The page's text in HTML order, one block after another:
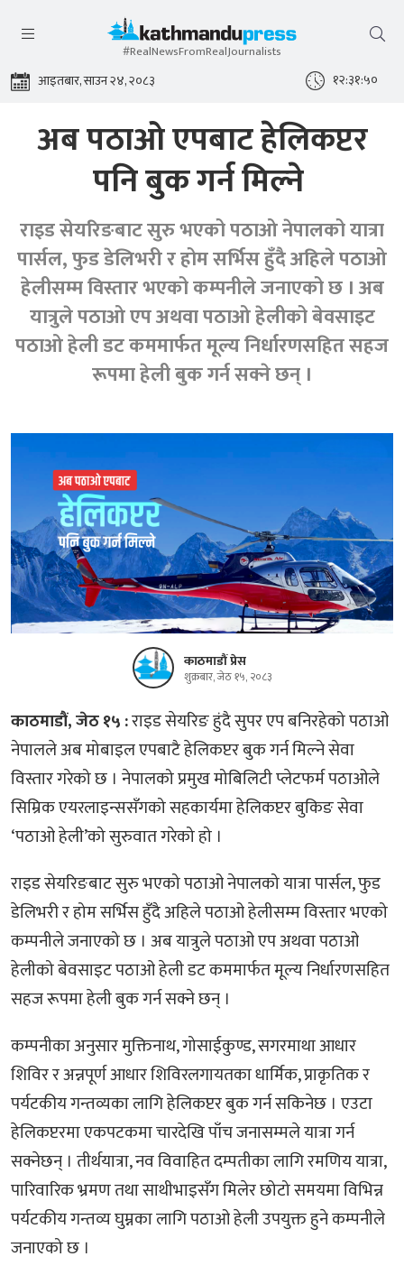
#RealNewsFromRealJournalists
आइतबार, साउन २४, २०८३ १२:३१:५०
अब पठाओ एपबाट हेलिकप्टर
पनि बुक गर्न मिल्ने
राइड सेयरिङबाट सुरु भएको पठाओ नेपालको यात्रा
पार्सल, फुड डेलिभरी र होम सर्भिस हुँदै अहिले पठाओ
हेलीसम्म विस्तार भएको कम्पनीले जनाएको छ । अब
यात्रुले पठाओ एप अथवा पठाओ हेलीको बेवसाइट
पठाओ हेली डट कममार्फत मूल्य निर्धारणसहित सहज
रूपमा हेली बुक गर्न सक्ने छन् ।
काठमाडौं प्रेस
शुक्रबार, जेठ १५, २०८३
काठमाडौं, जेठ १५ :राइड सेयरिङ हुंदै सुपर एप बनिरहेको पठाओ
नेपालले अब मोबाइल एपबाटै हेलिकप्टर बुक गर्न मिल्ने सेवा
विस्तार गरेको छ । नेपालको प्रमुख मोबिलिटी प्लेटफर्म पठाओले
सिम्रिक एयरलाइन्ससँगको सहकार्यमा हेलिकप्टर बुकिङ सेवा
‘पठाओ हेली’को सुरुवात गरेको हो ।
राइड सेयरिङबाट सुरु भएको पठाओ नेपालको यात्रा पार्सल, फुड
डेलिभरी र होम सर्भिस हुँदै अहिले पठाओ हेलीसम्म विस्तार भएको
कम्पनीले जनाएको छ । अब यात्रुले पठाओ एप अथवा पठाओ
हेलीको बेवसाइट पठाओ हेली डट कममार्फत मूल्य निर्धारणसहित
सहज रूपमा हेली बुक गर्न सक्ने छन् ।
कम्पनीका अनुसार मुक्तिनाथ, गोसाईकुण्ड, सगरमाथा आधार
शिविर र अन्नपूर्ण आधार शिविरलगायतका धार्मिक, प्राकृतिक र
पर्यटकीय गन्तव्यका लागि हेलिकप्टर बुक गर्न सकिनेछ । एउटा
हेलिकप्टरमा एकपटकमा चारदेखि पाँच जनासम्मले यात्रा गर्न
सक्नेछन् । तीर्थयात्रा, नव विवाहित दम्पतीका लागि रमणिय यात्रा,
पारिवारिक भ्रमण तथा साथीभाइसँग मिलेर छोटो समयमा विभिन्न
पर्यटकीय गन्तव्य घुम्नका लागि पठाओ हेली उपयुक्त हुने कम्पनीले
जनाएको छ ।